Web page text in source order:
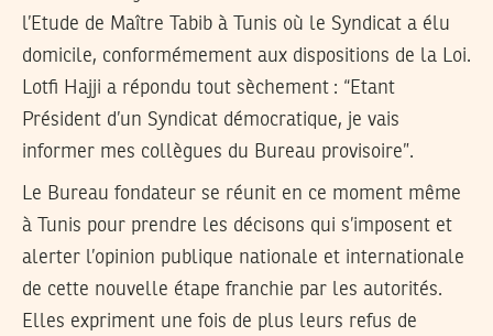
l’Etude de Maître Tabib à Tunis où le Syndicat a élu
domicile, conformémement aux dispositions de la Loi.
Lotfi Hajji a répondu tout sèchement : “Etant
Président d’un Syndicat démocratique, je vais
informer mes collègues du Bureau provisoire”.
Le Bureau fondateur se réunit en ce moment même
à Tunis pour prendre les décisons qui s’imposent et
alerter l’opinion publique nationale et internationale
de cette nouvelle étape franchie par les autorités.
Elles expriment une fois de plus leurs refus de